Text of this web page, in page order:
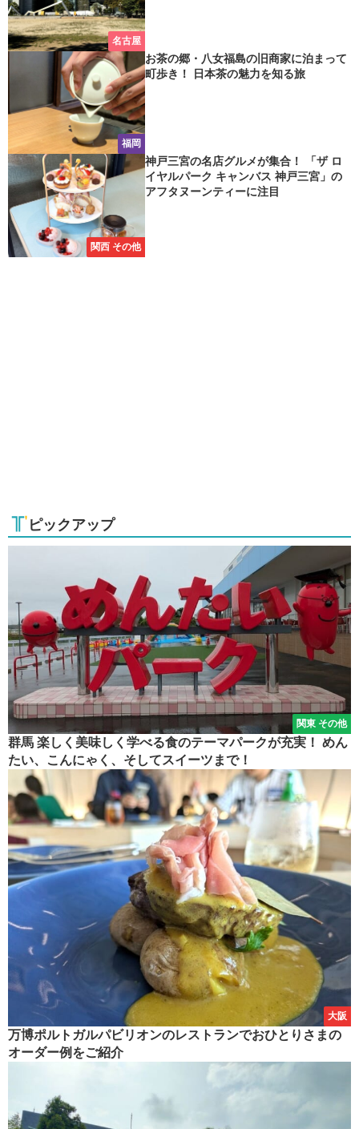
名古屋
福岡
お茶の郷・八女福島の旧商家に泊まって
町歩き！ 日本茶の魅力を知る旅
関西 その他
神戸三宮の名店グルメが集合！ 「ザ ロ
イヤルパーク キャンバス 神戸三宮」の
アフタヌーンティーに注目
ピックアップ
関東 その他
群馬 楽しく美味しく学べる食のテーマパークが充実！ めん
たい、こんにゃく、そしてスイーツまで！
大阪
万博ポルトガルパビリオンのレストランでおひとりさまの
オーダー例をご紹介